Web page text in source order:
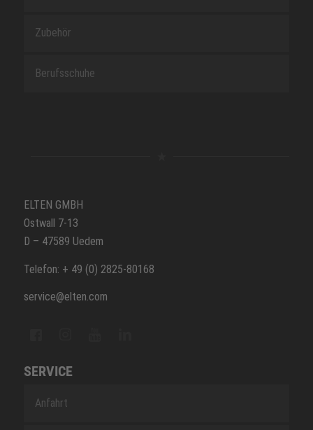
Zubehör
Berufsschuhe
ELTEN GMBH
Ostwall 7-13
D – 47589 Uedem
Telefon: + 49 (0) 2825-80168
service@elten.com
SERVICE
Anfahrt